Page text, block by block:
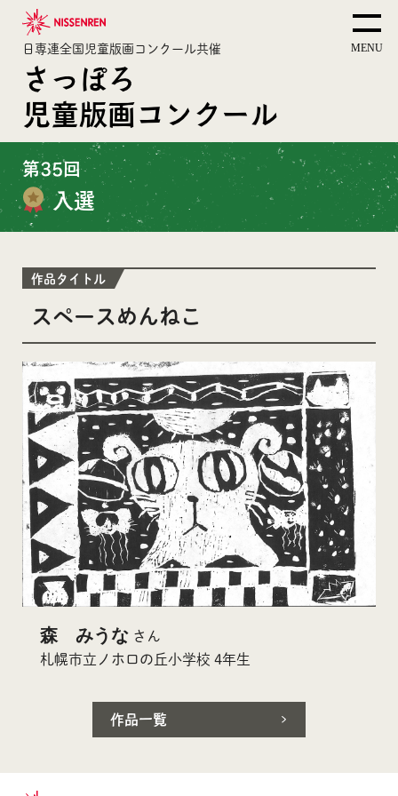
日専連全国児童版画コンクール共催
さっぽろ
児童版画コンクール
第35回
入選
作品タイトル
スペースめんねこ
森 みうな さん
札幌市立ノホロの丘小学校 4年生
作品一覧